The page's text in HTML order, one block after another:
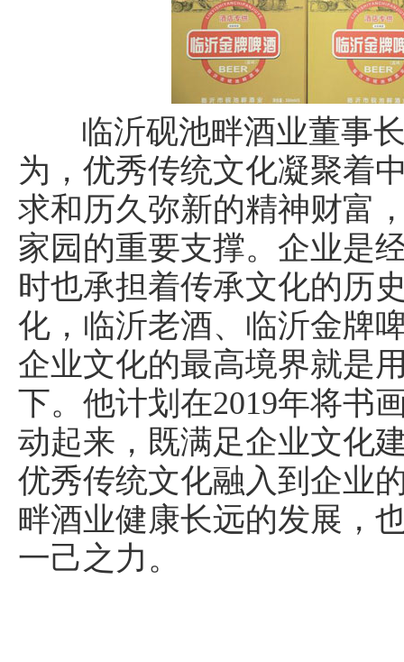
临沂砚池畔酒业董事
为，优秀传统文化凝聚着
求和历久弥新的精神财富
家园的重要支撑。企业是
时也承担着传承文化的历
化，临沂老酒、临沂金牌
企业文化的最高境界就是
下。他计划在2019年将书
动起来，既满足企业文化
优秀传统文化融入到企业
畔酒业健康长远的发展，
一己之力。